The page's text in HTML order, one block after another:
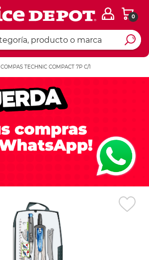
0
COMPAS TECHNIC COMPACT 7P C/1
Ingresar Codigo